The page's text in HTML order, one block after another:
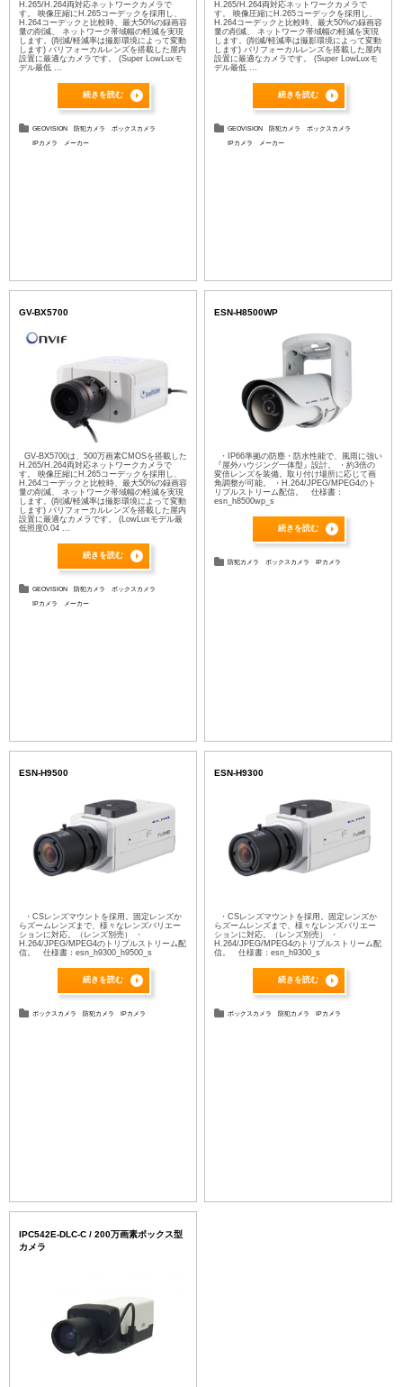
H.265/H.264両対応ネットワークカメラで
す。 映像圧縮にH.265コーデックを採用し、
H.264コーデックと比較時、最大50%の録画容
量の削減、 ネットワーク帯域幅の軽減を実現
します。(削減/軽減率は撮影環境によって変動
します) バリフォーカルレンズを搭載した屋内
設置に最適なカメラです。 (Super LowLuxモ
デル最低 ...
続きを読む
GEOVISION 防犯カメラ ボックスカメラ
IPカメラ メーカー
H.265/H.264両対応ネットワークカメラで
す。 映像圧縮にH.265コーデックを採用し、
H.264コーデックと比較時、最大50%の録画容
量の削減、 ネットワーク帯域幅の軽減を実現
します。(削減/軽減率は撮影環境によって変動
します) バリフォーカルレンズを搭載した屋内
設置に最適なカメラです。 (Super LowLuxモ
デル最低 ...
続きを読む
GEOVISION 防犯カメラ ボックスカメラ
IPカメラ メーカー
GV-BX5700
GV-BX5700は、500万画素CMOSを搭載した
H.265/H.264両対応ネットワークカメラで
す。 映像圧縮にH.265コーデックを採用し、
H.264コーデックと比較時、最大50%の録画容
量の削減、 ネットワーク帯域幅の軽減を実現
します。(削減/軽減率は撮影環境によって変動
します) バリフォーカルレンズを搭載した屋内
設置に最適なカメラです。 (LowLuxモデル最
低照度0.04 ...
続きを読む
GEOVISION 防犯カメラ ボックスカメラ
IPカメラ メーカー
ESN-H8500WP
・IP66準拠の防塵・防水性能で、風雨に強い
『屋外ハウジング一体型』設計。 ・約3倍の
変倍レンズを装備。取り付け場所に応じて画
角調整が可能。 ・H.264/JPEG/MPEG4のト
リプルストリーム配信。 仕様書：
esn_h8500wp_s
続きを読む
防犯カメラ ボックスカメラ IPカメラ
ESN-H9500
・CSレンズマウントを採用。固定レンズか
らズームレンズまで、様々なレンズバリエー
ションに対応。（レンズ別売） ・
H.264/JPEG/MPEG4のトリプルストリーム配
信。 仕様書：esn_h9300_h9500_s
続きを読む
ボックスカメラ 防犯カメラ IPカメラ
ESN-H9300
・CSレンズマウントを採用。固定レンズか
らズームレンズまで、様々なレンズバリエー
ションに対応。（レンズ別売） ・
H.264/JPEG/MPEG4のトリプルストリーム配
信。 仕様書：esn_h9300_s
続きを読む
ボックスカメラ 防犯カメラ IPカメラ
IPC542E-DLC-C / 200万画素ボックス型
カメラ